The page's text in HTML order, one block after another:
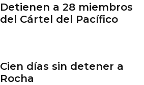
Detienen a 28 miembros
del Cártel del Pacífico
Cien días sin detener a
Rocha